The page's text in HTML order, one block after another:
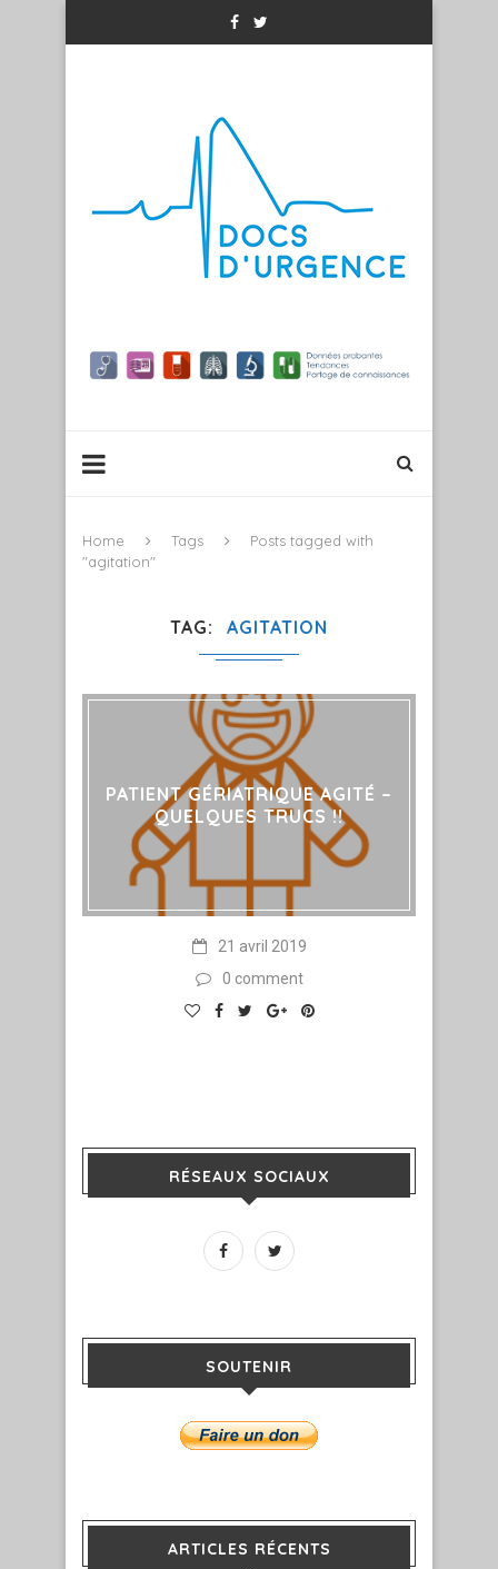
Home Tags
Posts tagged with
"agitation"
TAG AGITATION
PATIENT GÉRIATRIQUE AGITÉ –
QUELQUES TRUCS !!
21 avril 2019
0 comment
RÉSEAUX SOCIAUX
SOUTENIR
ARTICLES RÉCENTS